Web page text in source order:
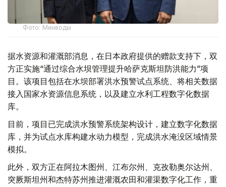
Фото: Минводы
据水资源和灌溉部消息，在日本政府提供的赠款支持下，双
方正实施“通过综合水坝管理提升哈萨克斯坦防洪能力”项
目。该项目包括在水坝部署洪水预警试点系统、将相关数据
接入国家水资源信息系统，以及建立水利工程数字化数据
库。
目前，项目已完成洪水预警系统架构设计，建立数字化数据
库，并为试点水库构建水动力模型，完成洪水淹没区域情景
模拟。
此外，双方正在阿拉木图州、江布尔州、克孜勒奥尔达州、
突厥斯坦州和杰特苏州推进灌溉农田和灌渠数字化工作，重